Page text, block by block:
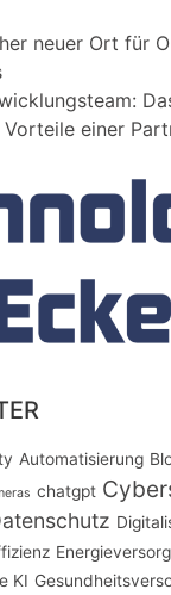
neuer Ort für
einer
Automatisierung
chatgpt
KI